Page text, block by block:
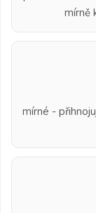
mírně
mírné -